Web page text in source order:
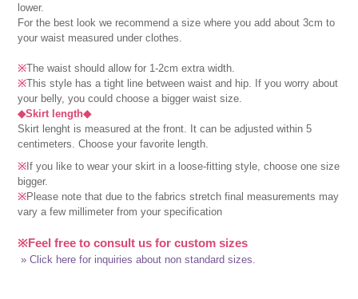
lower.
For the best look we recommend a size where you add about 3cm to
your waist measured under clothes.
※The waist should allow for 1-2cm extra width.
※This style has a tight line between waist and hip. If you worry about
your belly, you could choose a bigger waist size.
◆Skirt length◆
Skirt lenght is measured at the front. It can be adjusted within 5
centimeters. Choose your favorite length.
※If you like to wear your skirt in a loose-fitting style, choose one size
bigger.
※Please note that due to the fabrics stretch final measurements may
vary a few millimeter from your specification
※Feel free to consult us for custom sizes
» Click here for inquiries about non standard sizes.